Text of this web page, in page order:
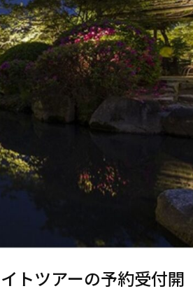
トツアーの予約受付開